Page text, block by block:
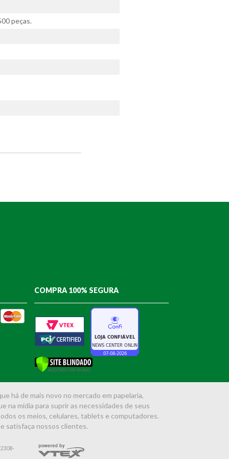
peças.
COMPRA 100% SEGURA
há de mais novo no mercado em papelaria,
na mídia para suprir as necessidades de seus
os meios, celulares, tablets e computadores.
satisfaça nossos clientes.